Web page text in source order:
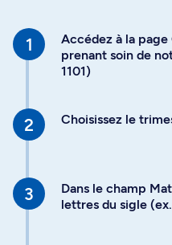
Accédez à la
prenant soin de
1101)
Choisissez le
Dans le champ
lettres du sigle